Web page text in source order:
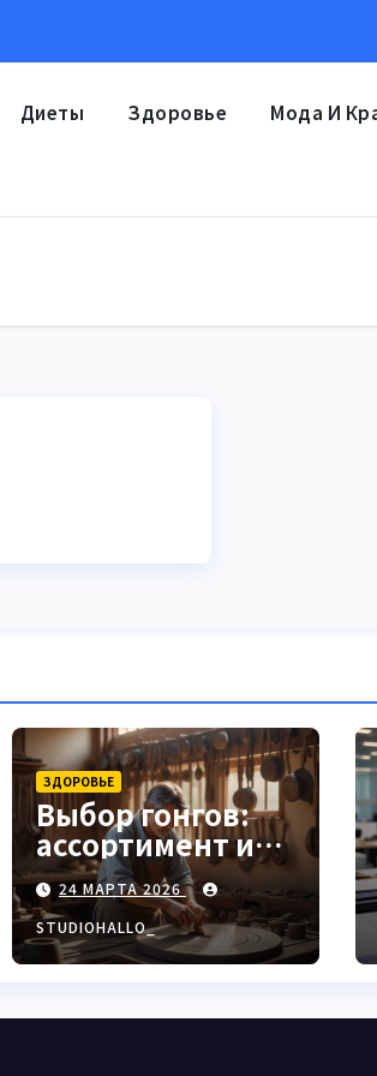
Диеты Здоровье Мода И
ЗДОРОВЬЕ
Выбор гонгов:
ассортимент и
характеристики
24 МАРТА 2026
STUDIOHALLO_